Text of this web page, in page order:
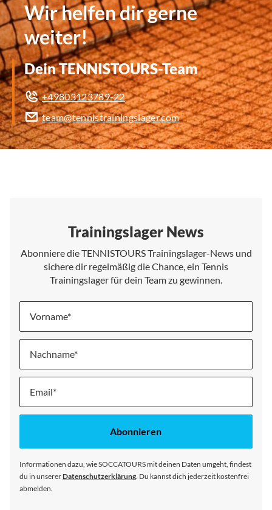
Wir helfen dir gerne
weiter!
Dein TENNISTOURS-Team
+49803123789-22
team@tennistrainingslager.com
Trainingslager News
Abonniere die TENNISTOURS Trainingslager-News und
sichere dir regelmäßig die Chance, ein Tennis
Trainingslager für dein Team zu gewinnen.
Vorname
Nachname
Melde
für
Abonnieren
Informationen dazu, wie SOCCATOURS mit deinen Daten umgeht, findest
du in unsererDatenschutzerklärung . Du kannst dich jederzeit kostenfrei
abmelden.